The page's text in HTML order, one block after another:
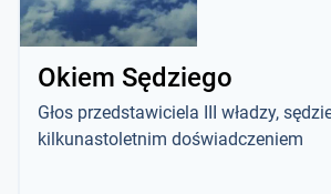
Okiem Sędziego
Głos przedstawiciela III władzy,
kilkunastoletnim doświadczeniem